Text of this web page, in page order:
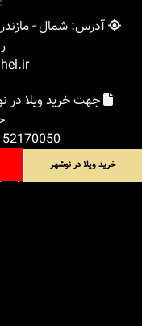
آدرس: شمال -
جهت خرید ویلا در
املاک ساحل
خرید ویلا در نوشهر